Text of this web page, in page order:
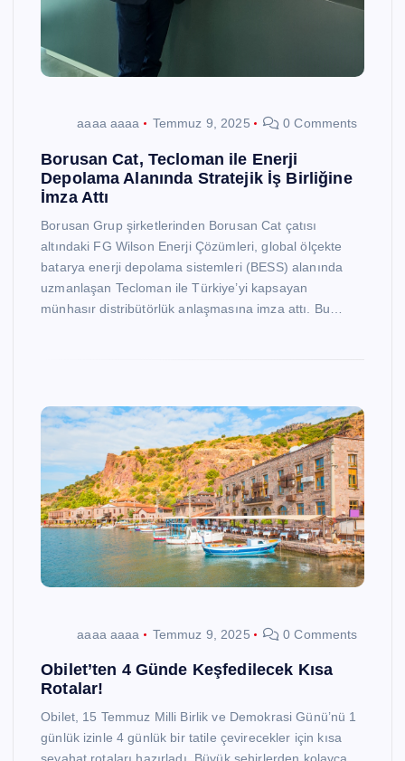
aaaa aaaa Temmuz 9, 2025 0 Comments
Borusan Cat, Tecloman ile Enerji
Depolama Alanında Stratejik İş Birliğine
İmza Attı
Borusan Grup şirketlerinden Borusan Cat çatısı
altındaki FG Wilson Enerji Çözümleri, global ölçekte
batarya enerji depolama sistemleri (BESS) alanında
uzmanlaşan Tecloman ile Türkiye’yi kapsayan
münhasır distribütörlük anlaşmasına imza attı. Bu…
aaaa aaaa Temmuz 9, 2025 0 Comments
Obilet’ten 4 Günde Keşfedilecek Kısa
Rotalar!
Obilet, 15 Temmuz Milli Birlik ve Demokrasi Günü’nü 1
günlük izinle 4 günlük bir tatile çevirecekler için kısa